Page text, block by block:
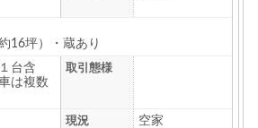
16坪）・蔵あり
台含
は複数
取引態様
現況 空家